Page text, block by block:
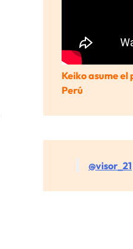
Keiko asume el
Perú
@visor_21